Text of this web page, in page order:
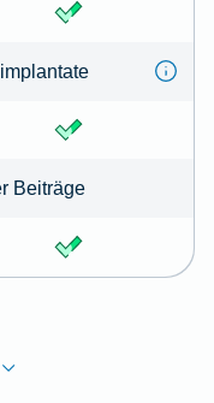
Beiträge